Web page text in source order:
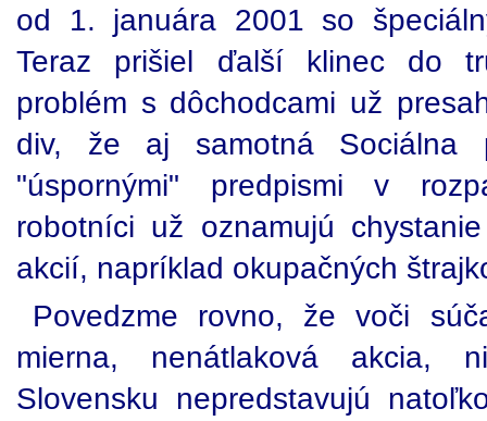
od 1. januára 2001 so
Teraz prišiel ďalší klinec do
problém s dôchodcami už
div, že aj samotná Sociálna
"úspornými" predpismi v
robotníci už oznamujú
akcií, napríklad okupačných
Povedzme rovno, že voči
mierna, nenátlaková akcia,
Slovensku nepredstavujú